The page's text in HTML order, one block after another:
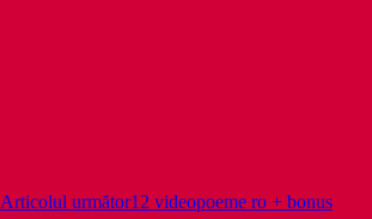
Articolul următor12 videopoeme ro + bonus